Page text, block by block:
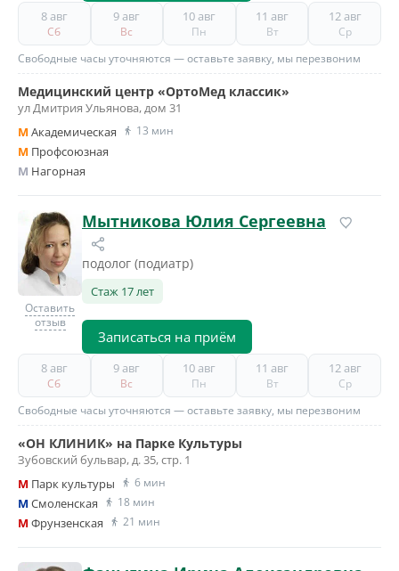
8 авг
Сб
9 авг
Вс
10 авг
Пн
11 авг
Вт
12 авг
Ср
Свободные часы уточняются — оставьте заявку, мы перезвоним
Медицинский центр «ОртоМед классик»
ул Дмитрия Ульянова, дом 31
MАкадемическая 13 мин
M Профсоюзная
M Нагорная
Оставить
отзыв
Мытникова Юлия Сергеевна
подолог (подиатр)
Стаж 17 лет
Записаться на приём
8 авг
Сб
9 авг
Вс
10 авг
Пн
11 авг
Вт
12 авг
Ср
Свободные часы уточняются — оставьте заявку, мы перезвоним
«ОН КЛИНИК» на Парке Культуры
Зубовский бульвар, д. 35, стр. 1
M Парк культуры 6 мин
MСмоленская 18 мин
MФрунзенская 21 мин